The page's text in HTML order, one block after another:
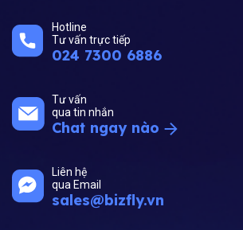
Hotline
Tư vấn trực tiếp
024 7300 6886
Tư vấn
qua tin nhắn
Chat ngay nào
Liên hệ
qua Email
sales@bizfly.vn